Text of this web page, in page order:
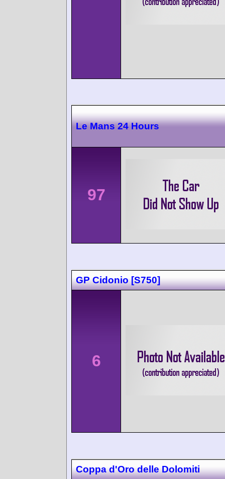
Le Mans 24 Hours
97
GP Cidonio [S750]
6
Coppa d'Oro delle Dolomiti